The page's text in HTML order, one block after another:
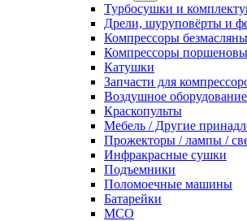
Турбосушки и
Дрели, шуруповёрты и
Компрессоры
Компрессоры
Катушки
Запчасти для
Воздушное оборудование
Краскопульты
Мебель / Другие
Прожекторы / лампы /
Инфракрасные сушки
Подъемники
Поломоечные машины
Батарейки
МСО